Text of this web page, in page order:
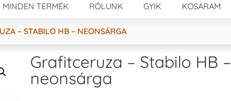
MINDEN TERMÉK RÓLUNK GYIK KOSARAM
– STABILO HB – NEONSÁRGA
Grafitceruza – Stabilo HB –
neonsárga